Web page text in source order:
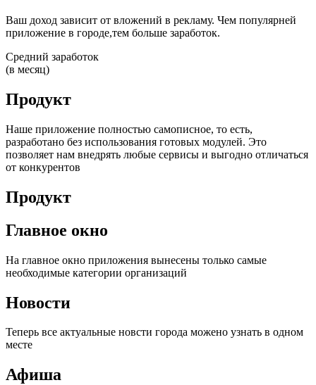
Ваш доход зависит от вложений в рекламу. Чем популярней
приложение в городе,тем больше заработок.
Средний заработок
(в месяц)
Продукт
Наше приложение полностью самописное, то есть,
разработано без использования готовых модулей. Это
позволяет нам внедрять любые сервисы и выгодно отличаться
от конкурентов
Продукт
Главное окно
На главное окно приложения вынесены только самые
необходимые категории организаций
Новости
Теперь все актуальные новсти города можено узнать в одном
месте
Афиша